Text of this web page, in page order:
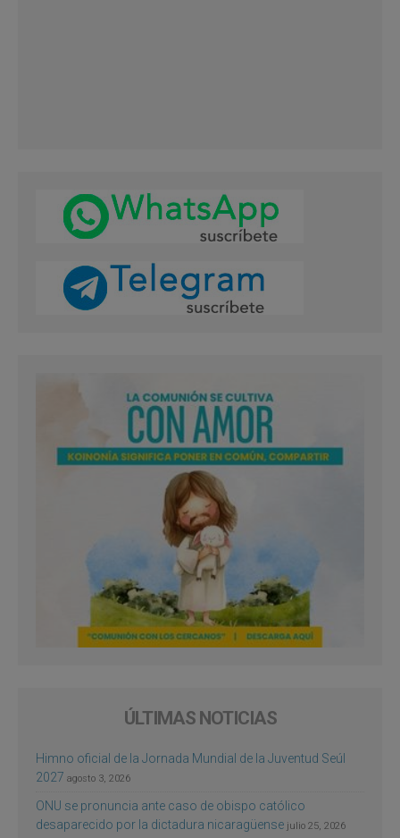
ÚLTIMAS NOTICIAS
Himno oficial de la Jornada Mundial de la Juventud Seúl
2027 agosto 3, 2026
ONU se pronuncia ante caso de obispo católico
desaparecido por la dictadura nicaragüense julio 25, 2026